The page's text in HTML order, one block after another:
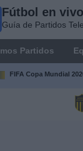
Fútbol en
Guía de Partidos
Partidos
FIFA Copa Mundial